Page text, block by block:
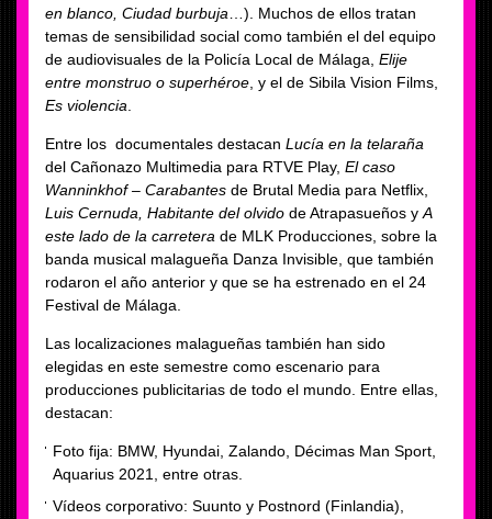
en blanco, Ciudad burbuja …). Muchos de ellos tratan
temas de sensibilidad social como también el del equipo
de audiovisuales de la Policía Local de Málaga, Elije
entre monstruo o superhéroe , y el de Sibila Vision Films,
Es violencia
Entre los documentales destacan Lucía en la telaraña
del Cañonazo Multimedia para RTVE Play, El caso
Wanninkhof – Carabantes de Brutal Media para Netflix,
Luis Cernuda, Habitante del olvido de Atrapasueños y A
este lado de la carretera de MLK Producciones, sobre la
banda musical malagueña Danza Invisible, que también
rodaron el año anterior y que se ha estrenado en el 24
Festival de Málaga.
Las localizaciones malagueñas también han sido
elegidas en este semestre como escenario para
producciones publicitarias de todo el mundo. Entre ellas,
destacan:
Foto fija: BMW, Hyundai, Zalando, Décimas Man Sport,
Aquarius 2021, entre otras.
Vídeos corporativo: Suunto y Postnord (Finlandia),